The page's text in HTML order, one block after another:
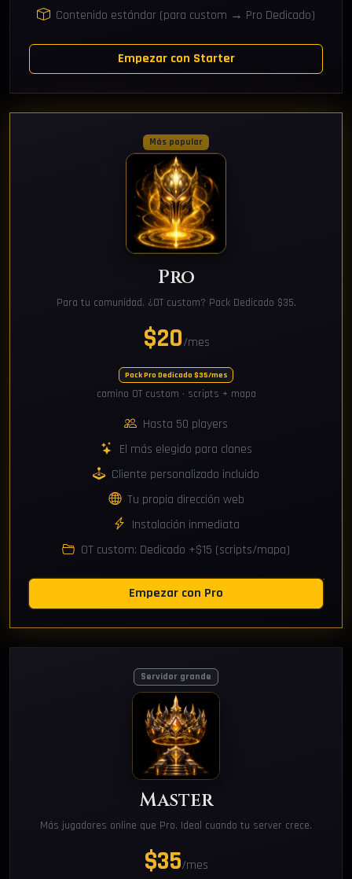
Contenido estándar (para custom → Pro Dedicado)
Empezar con Starter
Más popular
Pro
Para tu comunidad. ¿OT custom? Pack Dedicado $35.
$20/mes
Pack Pro Dedicado $35/mes
camino OT custom · scripts + mapa
Hasta 50 players
El más elegido para clanes
Cliente personalizado incluido
Tu propia dirección web
Instalación inmediata
OT custom: Dedicado +$15 (scripts/mapa)
Empezar con Pro
Servidor grande
Master
Más jugadores online que Pro. Ideal cuando tu server crece.
$35/mes